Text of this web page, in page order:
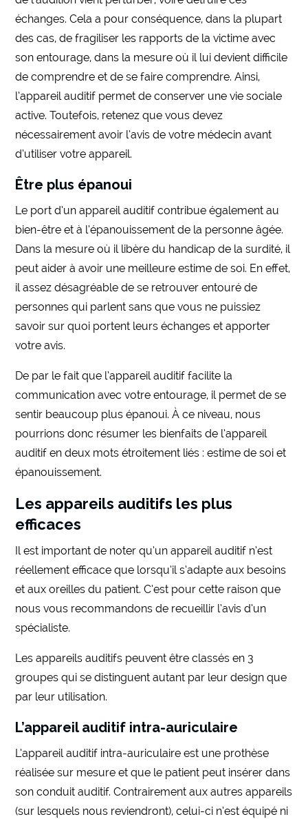
échanges. Cela a pour conséquence, dans la plupart
des cas, de fragiliser les rapports de la victime avec
son entourage, dans la mesure où il lui devient difficile
de comprendre et de se faire comprendre. Ainsi,
l’appareil auditif permet de conserver une vie sociale
active. Toutefois, retenez que vous devez
nécessairement avoir l’avis de votre médecin avant
d’utiliser votre appareil.
Être plus épanoui
Le port d’un appareil auditif contribue également au
bien-être et à l’épanouissement de la personne âgée.
Dans la mesure où il libère du handicap de la surdité, il
peut aider à avoir une meilleure estime de soi. En effet,
il assez désagréable de se retrouver entouré de
personnes qui parlent sans que vous ne puissiez
savoir sur quoi portent leurs échanges et apporter
votre avis.
De par le fait que l’appareil auditif facilite la
communication avec votre entourage, il permet de se
sentir beaucoup plus épanoui. À ce niveau, nous
pourrions donc résumer les bienfaits de l’appareil
auditif en deux mots étroitement liés : estime de soi et
épanouissement.
Les appareils auditifs les plus
efficaces
Il est important de noter qu’un appareil auditif n’est
réellement efficace que lorsqu’il s’adapte aux besoins
et aux oreilles du patient. C’est pour cette raison que
nous vous recommandons de recueillir l’avis d’un
spécialiste.
Les appareils auditifs peuvent être classés en 3
groupes qui se distinguent autant par leur design que
par leur utilisation.
L’appareil auditif intra-auriculaire
L’appareil auditif intra-auriculaire est une prothèse
réalisée sur mesure et que le patient peut insérer dans
son conduit auditif. Contrairement aux autres appareils
(sur lesquels nous reviendront), celui-ci n’est équipé ni